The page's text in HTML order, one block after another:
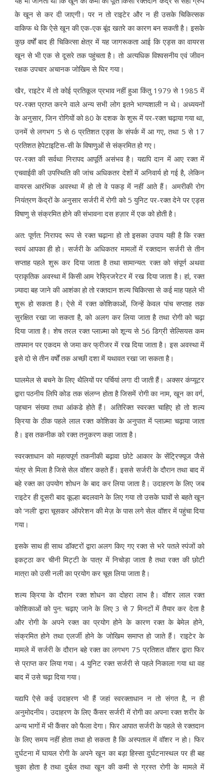
के खून से कर दी जाएगी। पर न तो राइटेर और न ही उसके चिकित्सक
वाकिफ थे कि ऐसे खून की एक-एक बूंद खतरे का कारण बन सकती है। इसके
कुछ वर्षों बाद ही चिकित्सा क्षेत्र में यह जागरूकता आई कि एड्स का वायरस
खून से भी एक से दूसरे तक पहुंचता है। तो अत्यधिक विश्वसनीय एवं जीवन
रक्षक उपचार अचानक जोखिम से घिर गया।
खैर, राइटेर में तो कोई प्रतिकूल प्रभाव नहीं हुआ किंतु 1979 से 1985 में
पर-रक्त प्राप्त करने वाले अन्य सभी लोग इतने भाग्यशाली न थे। अध्ययनों
के अनुसार, जिन रोगियों को 80 के दशक के शुरू में पर-रक्त चढ़ाया गया था,
उनमें से लगभग 5 से 6 प्रतिशत एड्स के संपर्क में आ गए, तथा 5 से 17
प्रतिशत हेपेटाइटिस-सी के विषाणुओं से संक्रमित हो गए।
पर-रक्त की सर्वथा निरापद आपूर्ति असंभव है। यद्यपि दान में आए रक्त में
एचवाईवी की उपस्थिति की जांच अधिकतर देशों में अनिवार्य हो गई है, लेकिन
वायरस आरंभिक अवस्था में हो तो वे पकड़ में नहीं आते हैं। अमरीकी रोग
नियंत्रण केंद्रों के अनुसार सर्जरी में रोगी को 5 युनिट पर-रक्त देने पर एड्स
विषाणु से संक्रमित होने की संभावना दस हज़ार में एक को होती है।
अत: पूर्णत: निरापद रूप से रक्त चढ़ाना हो तो इसका उपाय यही है कि रक्त
स्वयं आपका ही हो। सर्जरी के अधिकतर मामलों में रक्तदान सर्जरी से तीन
सप्ताह पहले शुरू कर दिया जाता है तथा सामान्यत: रक्त को संपूर्ण अथवा
प्राकृतिक अवस्था में किसी आम रेफ्रिजरेटर में रख दिया जाता है। हां, रक्त
ज़्यादा बह जाने की आशंका हो तो रक्तदान शल्य चिकित्सा से कई माह पहले भी
शुरू हो सकता है। ऐसे में रक्त कोशिकाओं, जिन्हें केवल पांच सप्ताह तक
सुरक्षित रखा जा सकता है, को अलग कर लिया जाता है तथा रोगी को चढ़ा
दिया जाता है। शेष तरल रक्त प्लाज़्मा को शून्य से 56 डिग्री सेल्सियस कम
तापमान पर एकदम से जमा कर फ्रीजर में रख दिया जाता है। इस अवस्था में
इसे दो से तीन वर्षों तक अच्छी दशा में यथावत रखा जा सकता है।
घालमेल से बचने के लिए थैलियों पर पर्चियां लगा दी जाती हैं। अक्सर कंप्यूटर
द्वारा पठनीय लिपि कोड तक संलग्न होता है जिसमें रोगी का नाम, खून का वर्ग,
पहचान संख्या तथा आंकडे होते हैं। अतिरिक्त स्वरक्त चाहिए हो तो शल्य
क्रिया के ठीक पहले लाल रक्त कोशिका के अनुपात में प्लाज़्मा चढ़ाया जाता
है। इस तकनीक को रक्त तनुकरण कहा जाता है।
स्वरक्ताधान को महत्वपूर्ण तकनीकी बढ़ावा छोटे आकार के सेंट्रिफ्यूज जैसे
यंत्र से मिला है जिसे सेल वॉशर कहते हैं। इससे सर्जरी के दौरान तथा बाद में
बहे रक्त का उपयोग शोधन के बाद कर लिया जाता है। उदाहरण के लिए जब
राइटेर ही दूसरी बाद कूल्हा बदलवाने के लिए गया तो उसके घावों से बहते खून
को ‘नली’ द्वारा चूसकर ऑपरेशन की मेज़ के पास लगे सेल वॉशर में पहुंचा दिया
गया।
इसके साथ ही साथ डॉक्टरों द्वारा अलग किए गए रक्त से भरे पतले स्पंजों को
इकट्ठा कर चीनी मिट्टी के पात्र में निचोड़ा जाता है तथा रक्त की छोटी
मात्रा को उसी नली का प्रयोग कर चूस लिया जाता है।
शल्य क्रिया के दौरान रक्त शोधन का दोहरा लाभ है। वॉशर लाल रक्त
कोशिकाओं को पुन: चढ़ाए जाने के लिए 3 से 7 मिनटों में तैयार कर देता है
और रोगी के अपने रक्त का प्रयोग होने के कारण रक्त के बेमेल होने,
संक्रमित होने तथा एलर्जी होने के जोखिम समाप्त हो जाते हैं। राइटेर के
मामले में सर्जरी के दौरान बहे रक्त का लगभग 75 प्रतिशत वॉशर द्वारा फिर
से प्राप्त कर लिया गया। 4 युनिट रक्त सर्जरी से पहले निकाला गया था वह
बाद में उसे चढ़ा दिया गया।
यद्यपि ऐसे कई उदाहरण भी हैं जहां स्वरक्ताधान न तो संगत है, न ही
अनुमोदनीय। उदाहरण के लिए कैंसर सर्जरी में रोगी का अपना रक्त शरीर के
अन्य भागों में भी कैंसर को फैला देगा। फिर आपात सर्जरी के पहले से रक्तदान
के लिए समय नहीं होता तथा हो सकता है कि अस्पताल में वॉशर न हो। फिर
दुर्घटना में घायल रोगी के अपने खून का बड़ा हिस्सा दुर्घटनास्थल पर ही बह
चुका होता है तथा दुर्बल तथा खून की कमी से ग्रस्त रोगी के मामले में